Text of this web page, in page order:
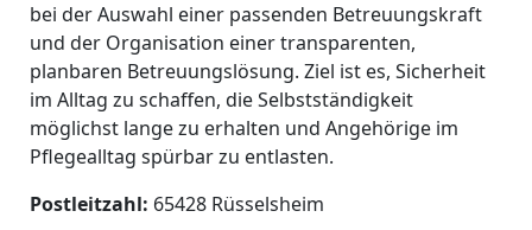
bei der Auswahl einer passenden Betreuungskraft
und der Organisation einer transparenten,
planbaren Betreuungslösung. Ziel ist es, Sicherheit
im Alltag zu schaffen, die Selbstständigkeit
möglichst lange zu erhalten und Angehörige im
Pflegealltag spürbar zu entlasten.
Postleitzahl: 65428 Rüsselsheim